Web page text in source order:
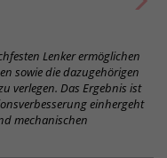
Lenker ermöglichen
sowie die dazugehörigen
verlegen. Das Ergebnis ist
einhergeht
mechanischen